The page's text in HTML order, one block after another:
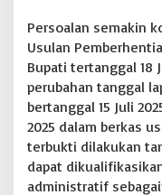
Persoalan semakin
Usulan
Bupati tertanggal 18
perubahan tanggal
bertanggal 15 Juli
2025 dalam berkas
terbukti dilakukan
dapat
administratif